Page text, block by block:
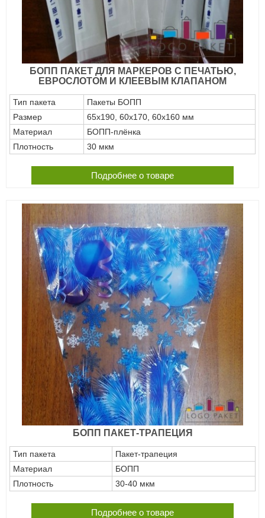
БОПП ПАКЕТ ДЛЯ МАРКЕРОВ С ПЕЧАТЬЮ,
ЕВРОСЛОТОМ И КЛЕЕВЫМ КЛАПАНОМ
Тип пакета
Пакеты БОПП
Размер
65х190, 60х170, 60х160 мм
Материал
БОПП-плёнка
Плотность
30 мкм
Подробнее о товаре
БОПП ПАКЕТ-ТРАПЕЦИЯ
Тип пакета
Пакет-трапеция
Материал
БОПП
Плотность
30-40 мкм
Подробнее о товаре